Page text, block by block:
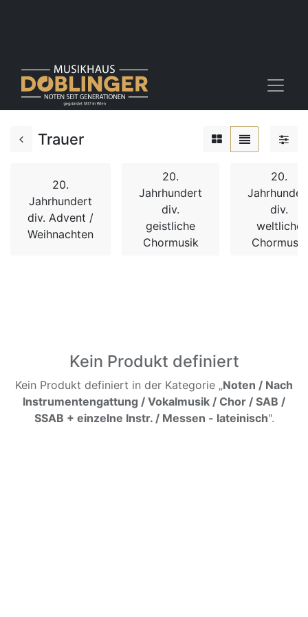
Trauer
20.
Jahrhundert
div. Advent /
Weihnachten
20.
Jahrhundert
div.
geistliche
Chormusik
20.
div.
weltliche
Chormusik
Kein Produkt definiert
Kein Produkt definiert in der Kategorie „Noten / Nach
Instrumentengattung / Vokalmusik / Chor / SAB /
SSAB + einzelne Instr. / Messen - lateinisch".